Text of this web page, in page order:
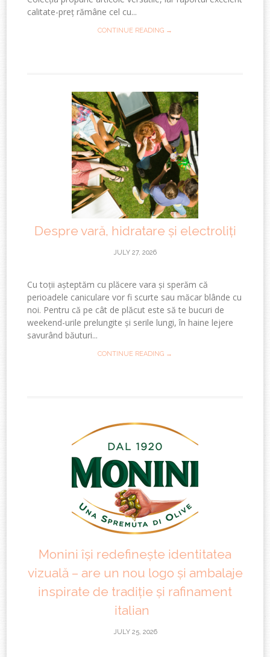
calitate-preț rămâne cel cu...
CONTINUE READING →
Despre vară, hidratare și electroliți
JULY 27, 2026
Cu toții așteptăm cu plăcere vara și sperăm că
perioadele caniculare vor fi scurte sau măcar blânde cu
noi. Pentru că pe cât de plăcut este să te bucuri de
weekend-urile prelungite și serile lungi, în haine lejere
savurând băuturi...
CONTINUE READING →
Monini își redefinește identitatea
vizuală – are un nou logo și ambalaje
inspirate de tradiție și rafinament
italian
JULY 25, 2026